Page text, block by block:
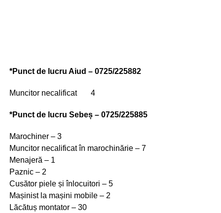
*Punct de lucru Aiud – 0725/225882
Muncitor necalificat 4
*Punct de lucru Sebeș – 0725/225885
Marochiner – 3
Muncitor necalificat în marochinărie – 7
Menajeră – 1
Paznic – 2
Cusător piele și înlocuitori – 5
Mașinist la mașini mobile – 2
Lăcătuș montator – 30